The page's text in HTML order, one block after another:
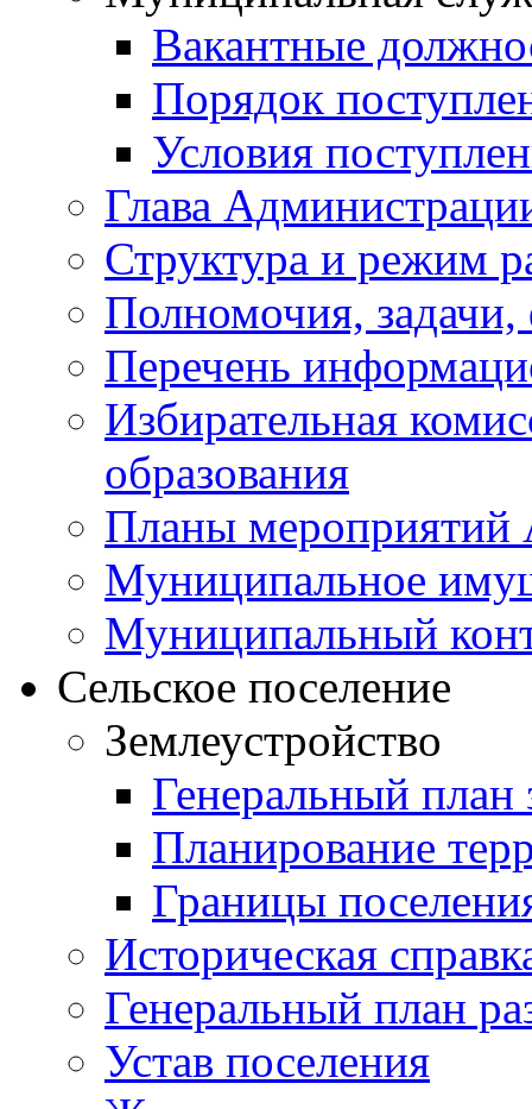
Вакантные
Порядок
Условия
Глава
Структура и режим
Полномочия,
Перечень
Избирательная
образования
Планы мероприятий
Муниципальное
Муниципальный
Сельское поселение
Землеустройство
Генеральный план
Планирование
Границы
Историческая
Генеральный план
Устав поселения